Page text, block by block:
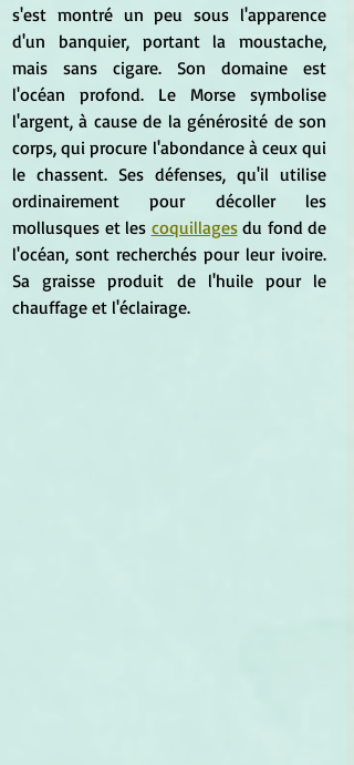
s'est montré un peu sous l'apparence
d'un banquier, portant la moustache,
mais sans cigare. Son domaine est
l'océan profond. Le Morse symbolise
l'argent, à cause de la générosité de son
corps, qui procure l'abondance à ceux qui
le chassent. Ses défenses, qu'il utilise
ordinairement pour décoller les
mollusques et les coquillages du fond de
l'océan, sont recherchés pour leur ivoire.
Sa graisse produit de l'huile pour le
chauffage et l'éclairage.